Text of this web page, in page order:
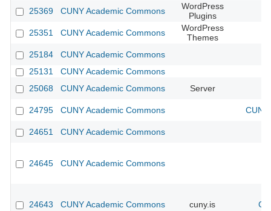
25369 CUNY Academic Commons
WordPress
Plugins
25351
CUNY Academic Commons
WordPress
Themes
25184
CUNY Academic Commons
25131
CUNY Academic Commons
25068
CUNY Academic Commons Server
24795 CUNY Academic Commons
24651 CUNY Academic Commons
24645 CUNY Academic Commons
24643 CUNY Academic Commons cuny.is